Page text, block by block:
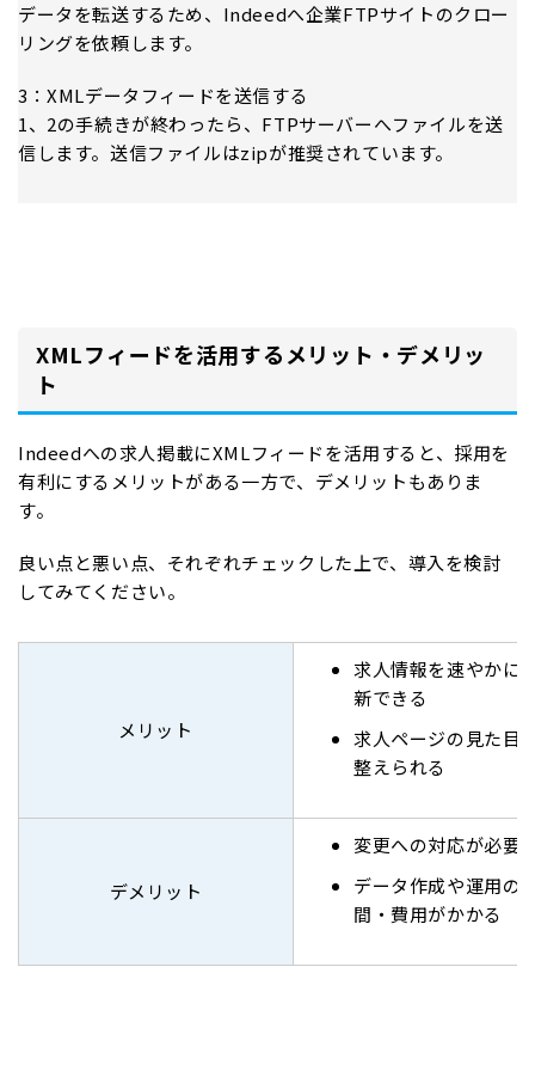
データを転送するため、Indeedへ企業FTPサイトのクロー
リングを依頼します。
3：XMLデータフィードを送信する
1、2の手続きが終わったら、FTPサーバーへファイルを送
信します。送信ファイルはzipが推奨されています。
XMLフィードを活用するメリット・デメリッ
ト
Indeedへの求人掲載にXMLフィードを活用すると、採用を
有利にするメリットがある一方で、デメリットもありま
す。
良い点と悪い点、それぞれチェックした上で、導入を検討
してみてください。
メリット
求人情報を速やかに
新できる
求人ページの見た目
整えられる
デメリット
変更への対応が必要
データ作成や運用の
間・費用がかかる